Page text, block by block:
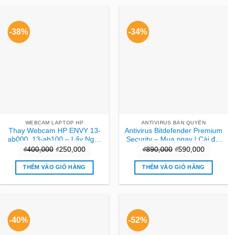
-38%
WEBCAM LAPTOP HP
Thay Webcam HP ENVY 13-
ab000, 13-ab100 – Lấy Ngay
TPHCM Giá Rẻ
₫400,000 Giá
gốc
là:
₫250,000Giá
hiện
THÊM VÀO GIỎ HÀNG
-34%
ANTIVIRUS BẢN QUYỀN
Antivirus Bitdefender Premium
Security – Mua ngay | Cài đặt
tận nơi TPHCM
₫890,000 Giá
gốc
là:
₫590,000Giá
hiện
THÊM VÀO GIỎ HÀNG
-40% -52%